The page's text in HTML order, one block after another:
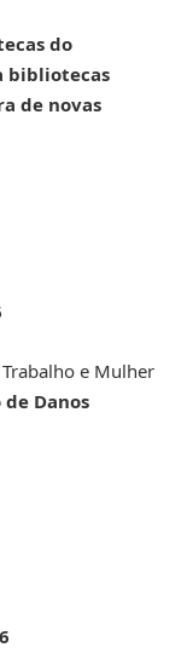
do
bibliotecas
de novas
e Mulher
Danos